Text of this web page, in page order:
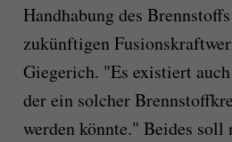
Handhabung des
zukünftigen
Giegerich. "Es existiert
der ein solcher
werden könnte." Beides soll